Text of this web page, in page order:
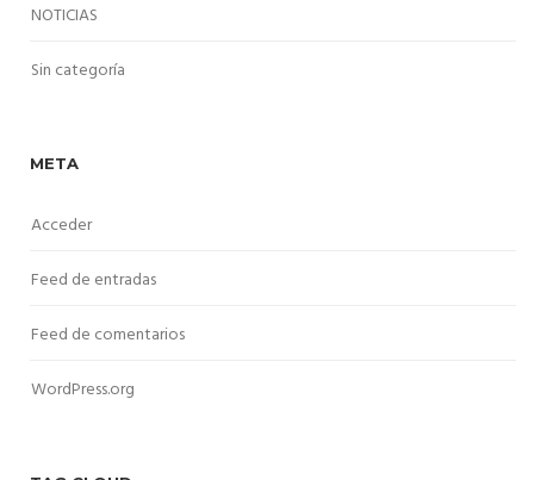
NOTICIAS
Sin categoría
META
Acceder
Feed de entradas
Feed de comentarios
WordPress.org